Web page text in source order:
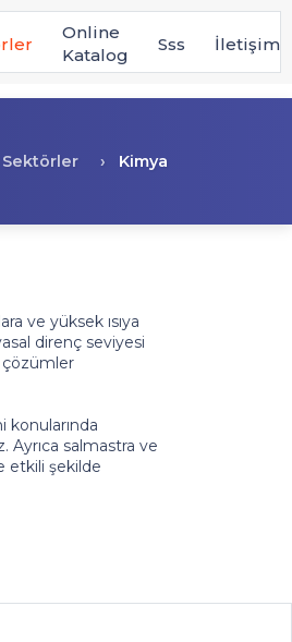
Online
Katalog
Sss İletişim
Sektörler Kimya
ve yüksek ısıya
direnç seviyesi
çözümler
konularında
salmastra ve
etkili şekilde